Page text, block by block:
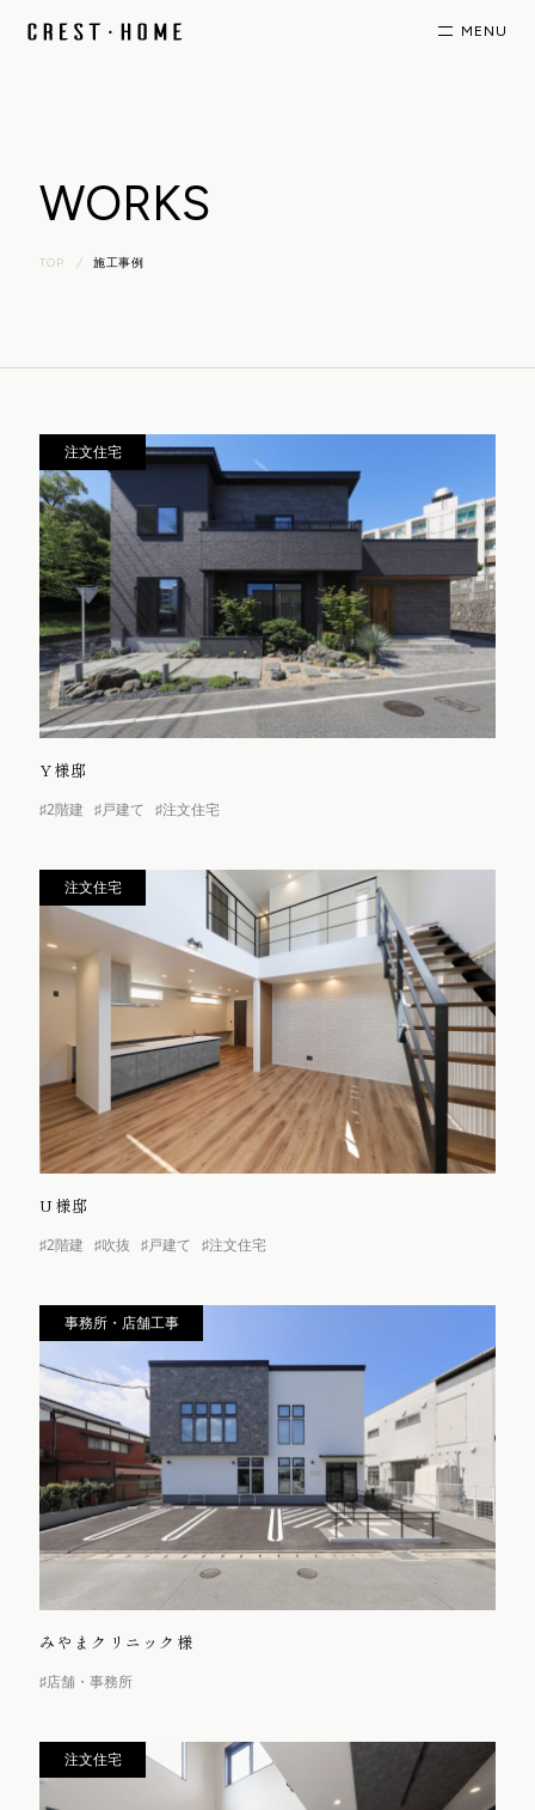
WORKS
TOP 施工事例
注文住宅
Y様邸
♯2階建 ♯戸建て ♯注文住宅
注文住宅
U様邸
♯2階建 ♯吹抜 ♯戸建て ♯注文住宅
事務所・店舗工事
みやまクリニック様
♯店舗・事務所
注文住宅